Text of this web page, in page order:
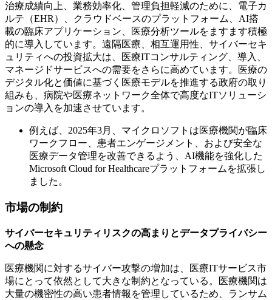
治療成績向上、業務効率化、管理負担軽減のために、電子カ
ルテ（EHR）、クラウドベースのプラットフォーム、AI搭
載の臨床アプリケーション、医療分析ツールをますます積極
的に導入しています。遠隔医療、相互運用性、サイバーセキ
ュリティへの投資拡大は、医療ITコンサルティング、導入、
マネージドサービスへの需要をさらに高めています。医療の
デジタル化と価値に基づく医療モデルを推進する政府の取り
組みも、病院や医療ネットワーク全体で高度なITソリューシ
ョンの導入を加速させています。
例えば、2025年3月、マイクロソフトは医療機関が臨床
ワークフロー、患者エンゲージメント、および安全な
医療データ管理を改善できるよう、AI機能を強化した
Microsoft Cloud for Healthcareプラットフォームを拡張し
ました。
市場の制約
サイバーセキュリティリスクの高まりとデータプライバシー
への懸念
医療機関に対するサイバー攻撃の増加は、医療ITサービス市
場にとって依然として大きな制約となっている。医療機関は
大量の機密性の高い患者情報を管理しているため、ランサム